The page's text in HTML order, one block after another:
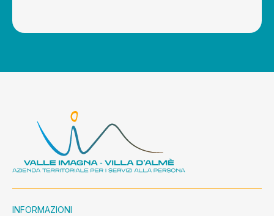
INFORMAZIONI